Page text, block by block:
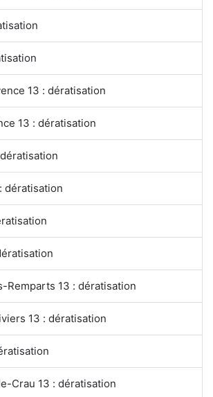
13 : dératisation
13 : dératisation
dératisation
Remparts 13 : dératisation
13 : dératisation
Crau 13 : dératisation